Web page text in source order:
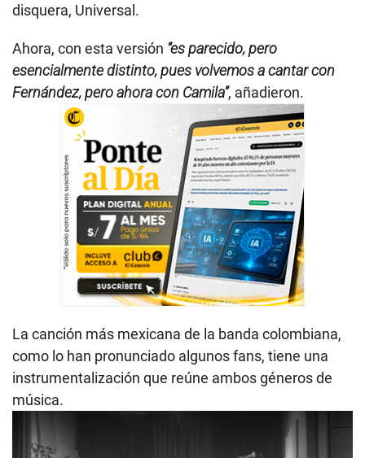
disquera, Universal.
Ahora, con esta versión “es parecido, pero
esencialmente distinto, pues volvemos a cantar con
Fernández, pero ahora con Camila”, añadieron.
La canción más mexicana de la banda colombiana,
como lo han pronunciado algunos fans, tiene una
instrumentalización que reúne ambos géneros de
música.